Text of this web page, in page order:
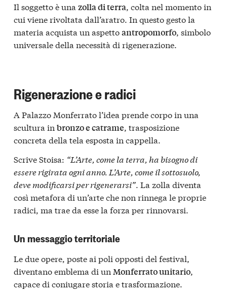
Il soggetto è una zolla di terra, colta nel momento in
cui viene rivoltata dall’aratro. In questo gesto la
materia acquista un aspettoantropomorfo, simbolo
universale della necessità di rigenerazione.
Rigenerazione e radici
A Palazzo Monferrato l’idea prende corpo in una
scultura in bronzo e catrame, trasposizione
concreta della tela esposta in cappella.
Scrive Stoisa: “L’Arte, come la terra, ha bisogno di
essere rigirata ogni anno. L’Arte, come il sottosuolo,
deve modificarsi per rigenerarsi”. La zolla diventa
così metafora di un’arte che non rinnega le proprie
radici, ma trae da esse la forza per rinnovarsi.
Un messaggio territoriale
Le due opere, poste ai poli opposti del festival,
diventano emblema di un Monferrato unitario,
capace di coniugare storia e trasformazione.